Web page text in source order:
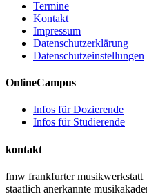
Termine
Kontakt
Impressum
Datenschutzerklärung
Datenschutzeinstellungen
OnlineCampus
Infos für Dozierende
Infos für Studierende
kontakt
fmw frankfurter musikwerkstatt
staatlich anerkannte